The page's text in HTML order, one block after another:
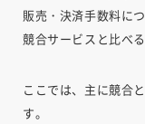
販売・決済手数料に
競合サービスと比べ
ここでは、主に競合
す。